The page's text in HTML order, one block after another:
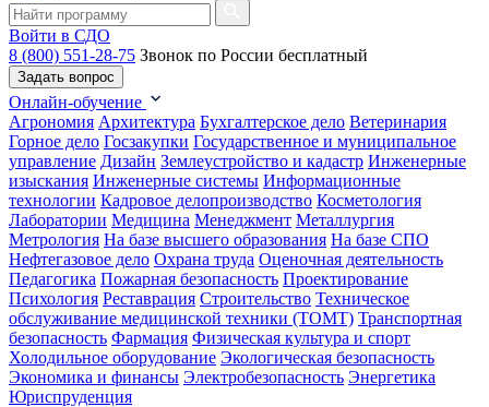
Войти в СДО
8 (800) 551-28-75 Звонок по России бесплатный
Задать вопрос
Онлайн-обучение
Агрономия Архитектура Бухгалтерское дело Ветеринария
Горное дело Госзакупки Государственное и муниципальное
управление Дизайн Землеустройство и кадастр Инженерные
изыскания Инженерные системы Информационные
технологии Кадровое делопроизводство Косметология
Лаборатории Медицина Менеджмент Металлургия
Метрология На базе высшего образования На базе СПО
Нефтегазовое дело Охрана труда Оценочная деятельность
Педагогика Пожарная безопасность Проектирование
Психология Реставрация Строительство Техническое
обслуживание медицинской техники (ТОМТ) Транспортная
безопасность Фармация Физическая культура и спорт
Холодильное оборудование Экологическая безопасность
Экономика и финансы Электробезопасность Энергетика
Юриспруденция